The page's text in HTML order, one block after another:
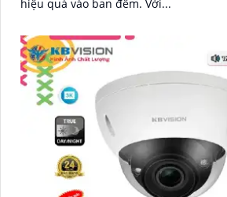
hiệu quả vào ban đêm. Với...